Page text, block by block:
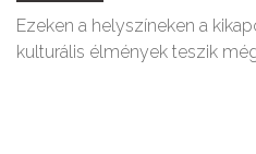
Ezeken a helyszíneken a
kulturális élmények teszik